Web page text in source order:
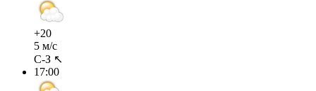
+20
5 м/с
С-З ↖
17:00